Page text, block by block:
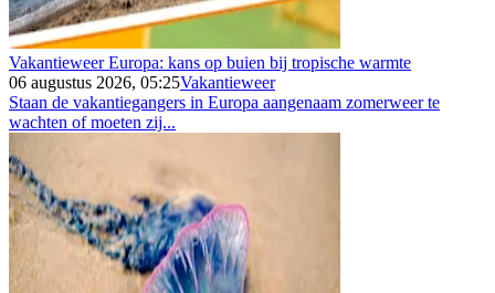
Vakantieweer Europa: kans op buien bij tropische warmte
06 augustus 2026, 05:25Vakantieweer
Staan de vakantiegangers in Europa aangenaam zomerweer te
wachten of moeten zij...